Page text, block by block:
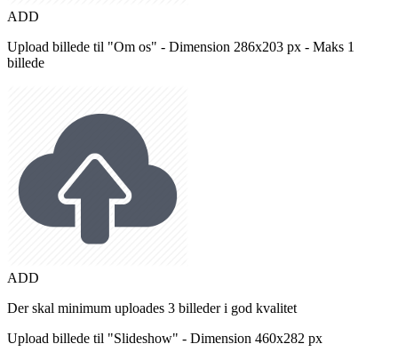
ADD
Upload billede til "Om os" - Dimension 286x203 px - Maks 1
billede
ADD
Der skal minimum uploades 3 billeder i god kvalitet
Upload billede til "Slideshow" - Dimension 460x282 px